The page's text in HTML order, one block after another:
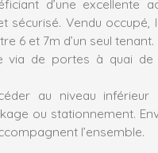
d’une excellente
sécurisé. Vendu occupé,
6 et 7m d’un seul tenant.
via de portes à quai
au niveau inférieur
ou stationnement.
l’ensemble.